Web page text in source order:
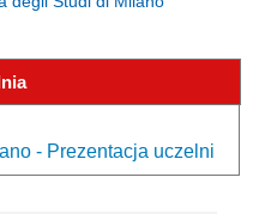
- Prezentacja uczelni